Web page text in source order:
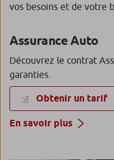
vos besoins et de votre
Assurance Auto
Découvrez le contrat
garanties.
Obtenir un tarif
En savoir plus